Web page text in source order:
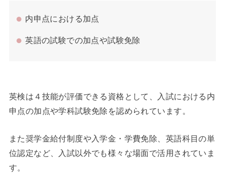
内申点における加点
英語の試験での加点や試験免除
英検は４技能が評価できる資格として、入試における内
申点の加点や学科試験免除を認められています。
また奨学金給付制度や入学金・学費免除、英語科目の単
位認定など、入試以外でも様々な場面で活用されていま
す。